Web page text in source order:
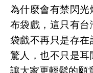
為什麼會有禁閃
布袋戲，這只有
袋戲不再只是存
驚人，也不只是
讓大家更輕鬆的願